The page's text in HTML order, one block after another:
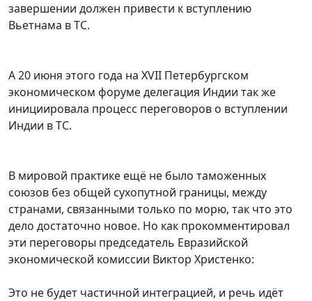
завершении должен привести к вступлению
Вьетнама в ТС.
А 20 июня этого года на XVII Петербургском
экономическом форуме делегация Индии так же
инициировала процесс переговоров о вступлении
Индии в ТС.
В мировой практике ещё не было таможенных
союзов без общей сухопутной границы, между
странами, связанными только по морю, так что это
дело достаточно новое. Но как прокомментировал
эти переговоры председатель Евразийской
экономической комиссии Виктор Христенко:
Это не будет частичной интеграцией, и речь идёт